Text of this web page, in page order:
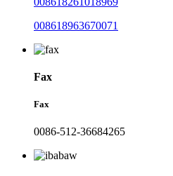
008618963670071
Fax
Fax
0086-512-36684265